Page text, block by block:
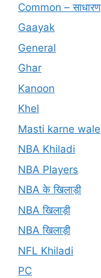
Common – साधारण
Gaayak
General
Ghar
Kanoon
Khel
Masti karne wale
NBA Khiladi
NBA Players
NBA के खिलाड़ी
NBA खिलाड़ी
NBA खिलाड़ी
NFL Khiladi
PC